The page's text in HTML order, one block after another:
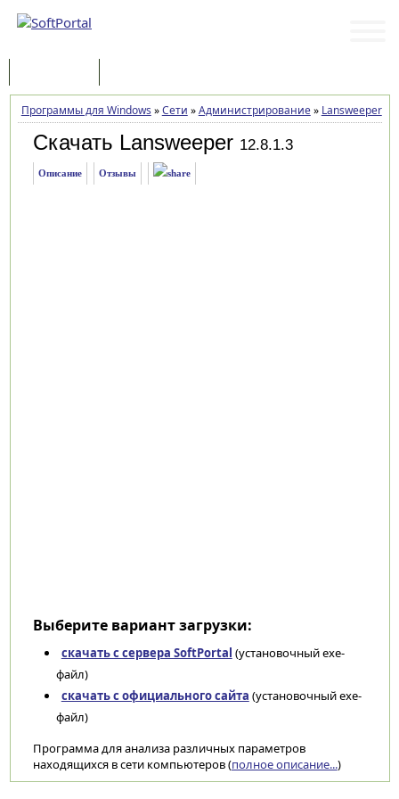
Программы для Windows »Сети »Администрирование» Lansweeper
Скачать Lansweeper 12.8.1.3
Описание Отзывы
Выберите вариант загрузки:
скачать с сервера SoftPortal (установочный exe-
файл)
скачать с официального сайта (установочный exe-
файл)
Программа для анализа различных параметров
находящихся в сети компьютеров (полное описание...)